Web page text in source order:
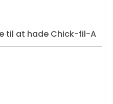
til at hade Chick-fil-A